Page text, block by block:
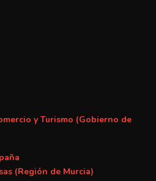
y Turismo (Gobierno de
(Región de Murcia)